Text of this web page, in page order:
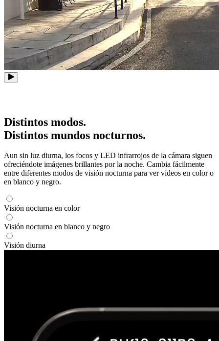
Distintos modos.
Distintos mundos nocturnos.
Aun sin luz diurna, los focos y LED infrarrojos de la cámara siguen
ofreciéndote imágenes brillantes por la noche. Cambia fácilmente
entre diferentes modos de visión nocturna para ver vídeos en color o
en blanco y negro.
Visión nocturna en color
Visión nocturna en blanco y negro
Visión diurna